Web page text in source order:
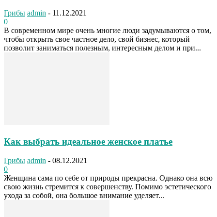
Грибы admin - 11.12.2021
0
В современном мире очень многие люди задумываются о том,
чтобы открыть свое частное дело, свой бизнес, который
позволит заниматься полезным, интересным делом и при...
Как выбрать идеальное женское платье
Грибы admin - 08.12.2021
0
Женщина сама по себе от природы прекрасна. Однако она всю
свою жизнь стремится к совершенству. Помимо эстетического
ухода за собой, она большое внимание уделяет...